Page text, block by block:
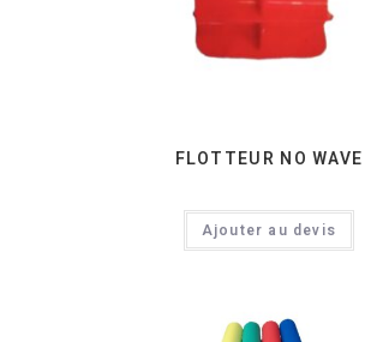
FLOTTEUR NO WAVE
Ajouter au devis